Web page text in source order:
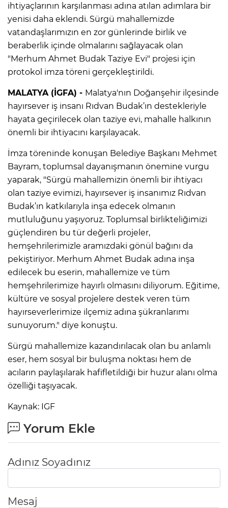
ihtiyaçlarının karşılanması adına atılan adımlara bir
yenisi daha eklendi. Sürgü mahallemizde
vatandaşlarımızın en zor günlerinde birlik ve
beraberlik içinde olmalarını sağlayacak olan
"Merhum Ahmet Budak Taziye Evi" projesi için
protokol imza töreni gerçekleştirildi.
MALATYA (İGFA) - Malatya'nın Doğanşehir ilçesinde
hayırsever iş insanı Rıdvan Budak’ın destekleriyle
hayata geçirilecek olan taziye evi, mahalle halkının
önemli bir ihtiyacını karşılayacak.
İmza töreninde konuşan Belediye Başkanı Mehmet
Bayram, toplumsal dayanışmanın önemine vurgu
yaparak, "Sürgü mahallemizin önemli bir ihtiyacı
olan taziye evimizi, hayırsever iş insanımız Rıdvan
Budak’ın katkılarıyla inşa edecek olmanın
mutluluğunu yaşıyoruz. Toplumsal birlikteliğimizi
güçlendiren bu tür değerli projeler,
hemşehrilerimizle aramızdaki gönül bağını da
pekiştiriyor. Merhum Ahmet Budak adına inşa
edilecek bu eserin, mahallemize ve tüm
hemşehrilerimize hayırlı olmasını diliyorum. Eğitime,
kültüre ve sosyal projelere destek veren tüm
hayırseverlerimize ilçemiz adına şükranlarımı
sunuyorum." diye konuştu.
Sürgü mahallemize kazandırılacak olan bu anlamlı
eser, hem sosyal bir buluşma noktası hem de
acıların paylaşılarak hafifletildiği bir huzur alanı olma
özelliği taşıyacak.
Kaynak: IGF
Yorum Ekle
Adınız Soyadınız
Mesaj